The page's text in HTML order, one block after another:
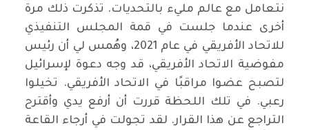
نتعامل مع عالم مليء بالتحديات. تذكرت ذلك مرة
أخرى عندما جلست في قمة المجلس التنفيذي
للاتحاد الأفريقي في عام 2021، وهُمس لي أن رئيس
مفوضية الاتحاد الأفريقي، قد وجه دعوة لإسرائيل
لتصبح عضوا مراقبًا في الاتحاد الأفريقي. تخيلوا
رعبي. في تلك اللحظة قررت أن أرفع يدي وأقترح
التراجع عن هذا القرار. لقد تجولت في أرجاء القاعة